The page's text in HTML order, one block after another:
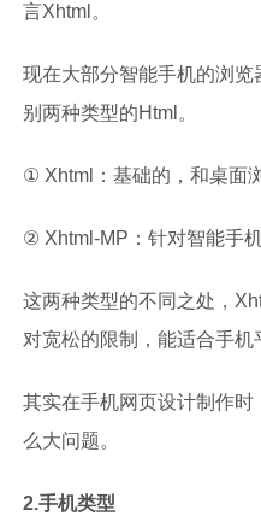
言Xhtml。
现在大部分智能手机的浏
别两种类型的Html。
① Xhtml：基础的，和桌面
② Xhtml-MP：针对智能手
这两种类型的不同之处，
对宽松的限制，能适合手机
其实在手机网页设计制作
么大问题。
2.手机类型